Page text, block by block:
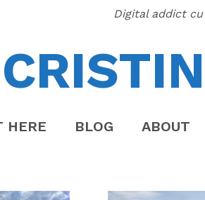
Digital addict
HERE BLOG ABOUT